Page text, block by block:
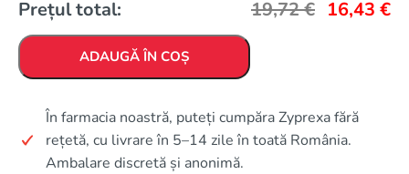
Prețul total: 19,72€ 16,43 €
ADAUGĂ ÎN COȘ
În farmacia noastră, puteți cumpăra Zyprexa fără
rețetă, cu livrare în 5–14 zile în toată România.
Ambalare discretă și anonimă.